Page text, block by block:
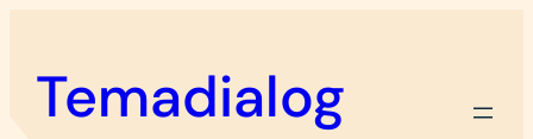
indhold
Temadialog